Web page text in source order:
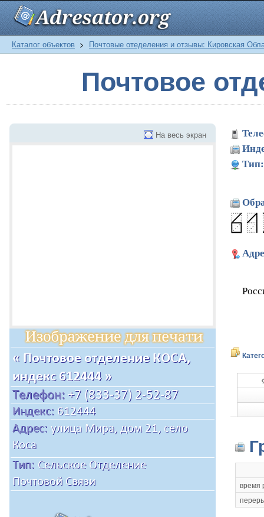
Каталог объектов > Почтовые отеделения и отзывы: Кировская
Почтовое
На весь экран
Тип:
время